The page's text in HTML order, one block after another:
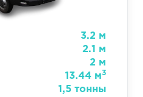
3.2 м
2.1 м
2 м
13.44 м3
1,5 тонны